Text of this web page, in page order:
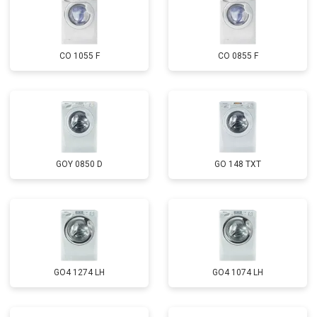
CO 1055 F CO 0855 F
GOY 0850 D GO 148 TXT
GO4 1274 LH GO4 1074 LH